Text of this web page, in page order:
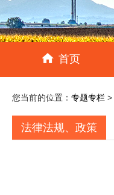
首页
您当前的位置： 专题专栏 >
法律法规、政策